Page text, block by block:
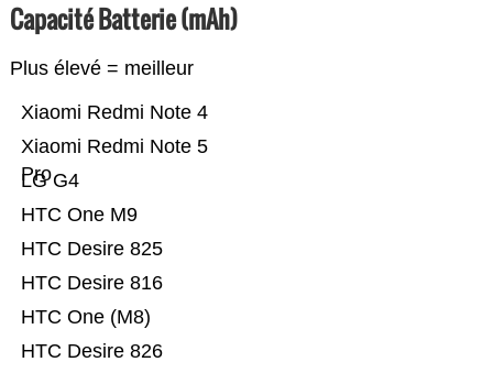
Capacité Batterie (mAh)
Plus élevé = meilleur
HTC Desire 826
HTC One (M8)
HTC Desire 816
HTC Desire 825
HTC One M9
LG G4
Xiaomi Redmi Note 5
Pro
Xiaomi Redmi Note 4